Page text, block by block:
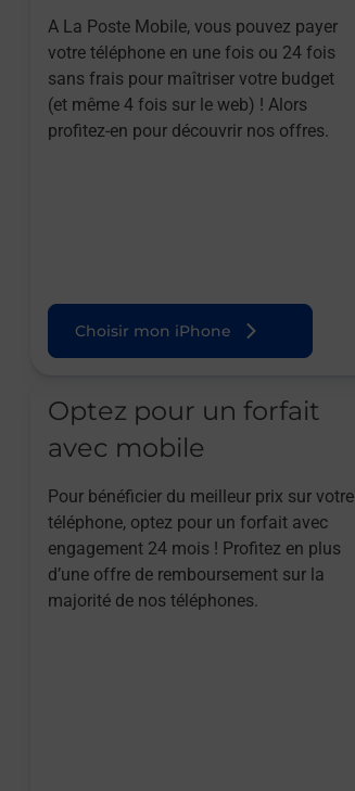
A La Poste Mobile, vous pouvez payer
votre téléphone en une fois ou 24 fois
sans frais pour maîtriser votre budget
(et même 4 fois sur le web) ! Alors
profitez-en pour découvrir nos offres.
Choisir mon iPhone
Optez pour un forfait
avec mobile
Pour bénéficier du meilleur prix sur votre
téléphone, optez pour un forfait avec
engagement 24 mois ! Profitez en plus
d’une offre de remboursement sur la
majorité de nos téléphones.